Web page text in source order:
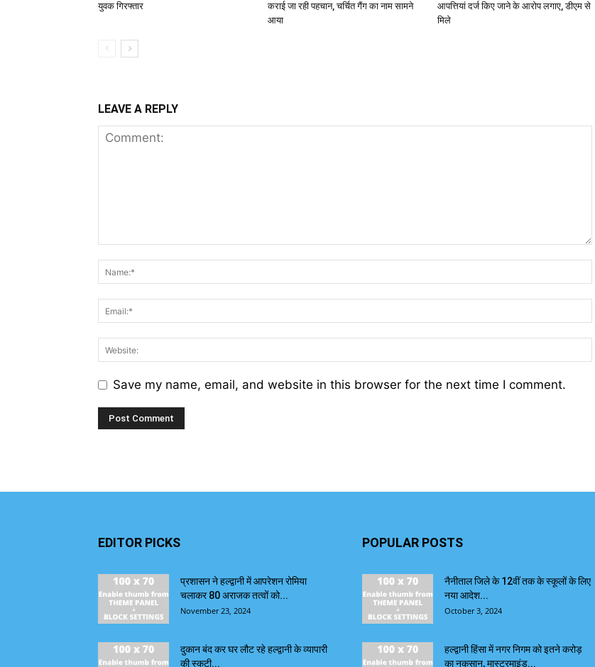
युवक गिरफ्तार
कराई जा रही पहचान, चर्चित गैंग का नाम सामने
आया
आपत्तियां दर्ज किए जाने के आरोप लगाए, डीएम से
मिले
LEAVE A REPLY
Save my name, email, and website in this browser for the next time I comment.
EDITOR PICKS
प्रशासन ने हल्द्वानी में आपरेशन रोमिया
चलाकर 80 अराजक तत्वों को...
November 23, 2024
दुकान बंद कर घर लौट रहे हल्द्वानी के व्यापारी
की स्कूटी...
POPULAR POSTS
नैनीताल जिले के 12वीं तक के स्कूलों के लिए
नया आदेश...
October 3, 2024
हल्द्वानी हिंसा में नगर निगम को इतने करोड़
का नुकसान, मास्टरमाइंड...